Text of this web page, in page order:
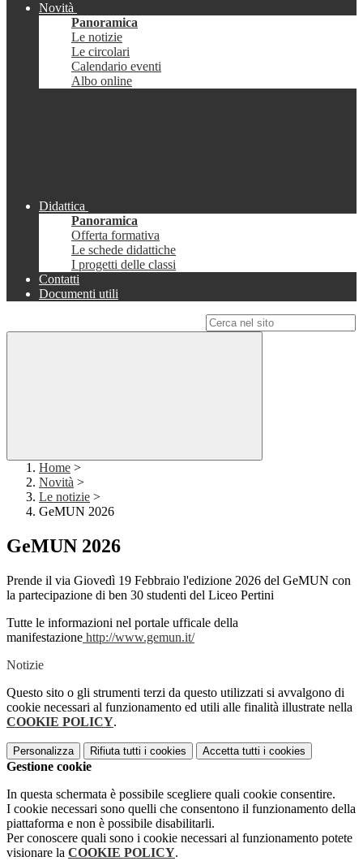
Novità
Panoramica
Le notizie
Le circolari
Calendario eventi
Albo online
Didattica
Panoramica
Offerta formativa
Le schede didattiche
I progetti delle classi
Contatti
Documenti utili
Home >
Novità >
Le notizie >
GeMUN 2026
GeMUN 2026
Prende il via Giovedì 19 Febbraio l'edizione 2026 del GeMUN con
la partecipazione di ben 30 studenti del Liceo Pertini
Tutte le informazioni nel portale ufficale della
manifestazione http://www.gemun.it/
Notizie
Questo sito o gli strumenti terzi da questo utilizzati si avvalgono di
cookie necessari al funzionamento ed utili alle finalità illustrate nella
COOKIE POLICY.
Personalizza Rifiuta tutti i cookies Accetta tutti i cookies
Gestione cookie
In questa schermata è possibile scegliere quali cookie consentire.
I cookie necessari sono quelli che consentono il funzionamento della
piattaforma e non è possibile disabilitarli.
Per conoscere quali sono i cookie necessari al funzionamento potete
visionare la COOKIE POLICY.